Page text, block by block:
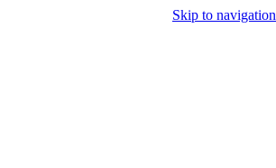
Skip to navigation